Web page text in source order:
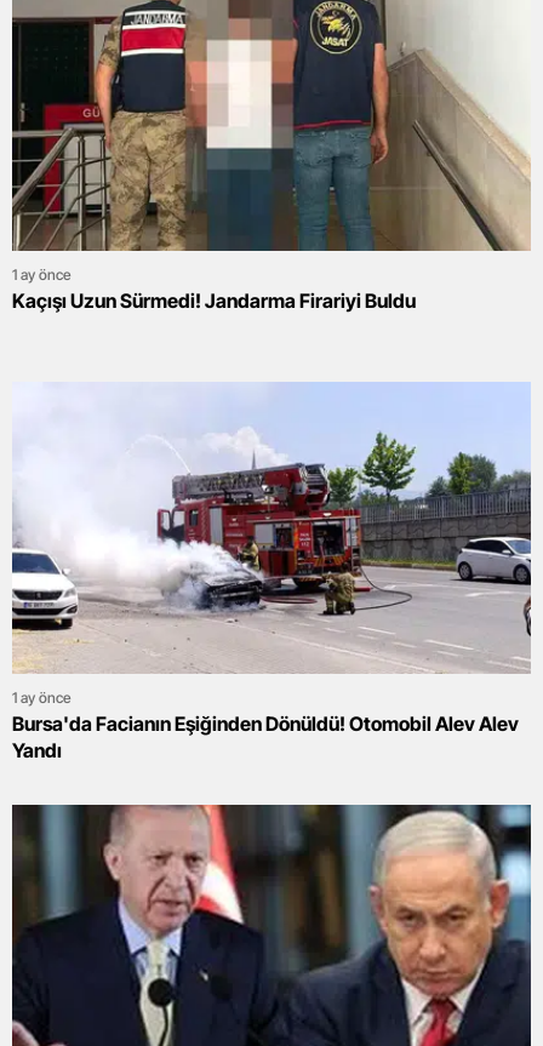
1 ay önce
Kaçışı Uzun Sürmedi! Jandarma Firariyi Buldu
1 ay önce
Bursa'da Facianın Eşiğinden Dönüldü! Otomobil Alev Alev
Yandı